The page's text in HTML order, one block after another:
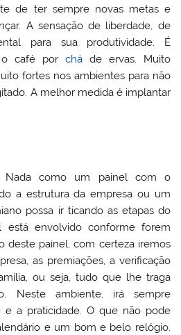
de ter sempre novas metas e
A sensação de liberdade, de
para sua produtividade. É
o café por cháde ervas. Muito
fortes nos ambientes para não
A melhor medida é implantar
Nada como um painel com o
a estrutura da empresa ou um
possa ir ticando as etapas do
está envolvido conforme forem
deste painel, com certeza iremos
as premiações, a verificação
ou seja, tudo que lhe traga
Neste ambiente, irá sempre
e a praticidade. O que não pode
e um bom e belo relógio.